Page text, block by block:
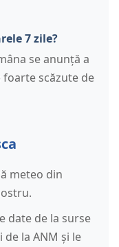
7 zile?
se anunță a
scăzute de
meteo din
date de la surse
la ANM și le